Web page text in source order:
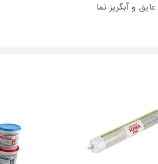
عایق و آبگریز نما